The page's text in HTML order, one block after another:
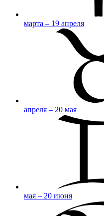
марта – 19 апреля
апреля – 20 мая
мая – 20 июня